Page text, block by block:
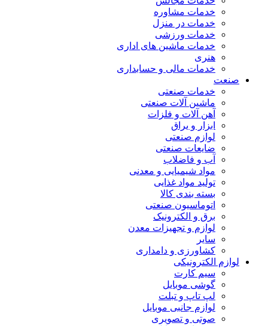
خدمات مشاوره
خدمات در منزل
خدمات ورزشی
خدمات ماشین های اداری
هنری
خدمات مالی و حسابداری
صنعت
خدمات صنعتی
ماشین آلات صنعتی
آهن آلات و فلزات
ابزار و یراق
لوازم صنعتی
ضایعات صنعتی
آب و فاضلاب
مواد شیمیایی و معدنی
تولید مواد غذایی
بسته بندی کالا
اتوماسیون صنعتی
برق و الکترونیک
لوازم و تجهیزات معدن
سایر
کشاورزی و دامداری
لوازم الکترونیکی
سیم کارت
گوشی موبایل
لپ تاپ و تبلت
لوازم جانبی موبایل
صوتی و تصویری